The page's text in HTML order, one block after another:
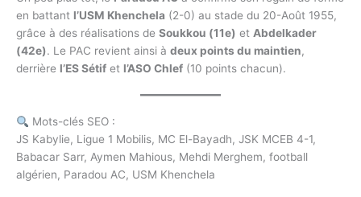
en battant l’USM Khenchela (2-0) au stade du 20-Août 1955,
grâce à des réalisations de Soukkou (11e) et Abdelkader
(42e). Le PAC revient ainsi à deux points du maintien,
derrière l’ES Sétif et l’ASO Chlef (10 points chacun).
Mots-clés SEO :
JS Kabylie, Ligue 1 Mobilis, MC El-Bayadh, JSK MCEB 4-1,
Babacar Sarr, Aymen Mahious, Mehdi Merghem, football
algérien, Paradou AC, USM Khenchela